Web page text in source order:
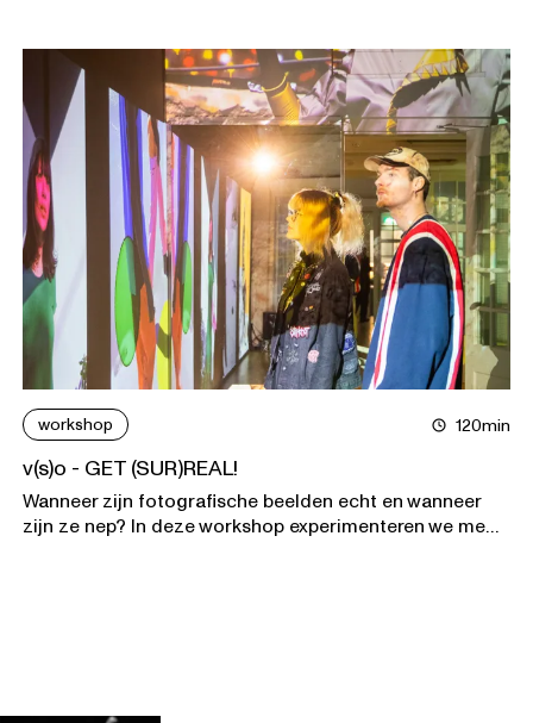
workshop 120min
v(s)o - GET (SUR)REAL!
Wanneer zijn fotografische beelden echt en wanneer
zijn ze nep? In deze workshop experimenteren we met